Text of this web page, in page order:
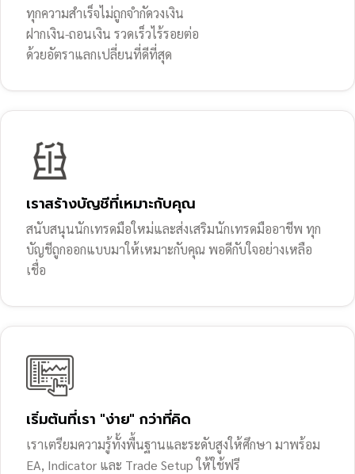
ทุกความสำเร็จไม่ถูกจำกัดวงเงิน
ฝากเงิน-ถอนเงิน รวดเร็วไร้รอยต่อ
ด้วยอัตราแลกเปลี่ยนที่ดีที่สุด
เราสร้างบัญชีที่เหมาะกับคุณ
สนับสนุนนักเทรดมือใหม่และส่งเสริมนักเทรดมืออาชีพ ทุก
บัญชีถูกออกแบบมาให้เหมาะกับคุณ พอดีกับใจอย่างเหลือ
เชื่อ
เริ่มต้นที่เรา "ง่าย" กว่าที่คิด
เราเตรียมความรู้ทั้งพื้นฐานและระดับสูงให้ศึกษา มาพร้อม
EA, Indicator และ Trade Setup ให้ใช้ฟรี